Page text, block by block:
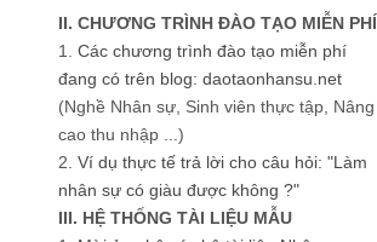
II. CHƯƠNG TRÌNH ĐÀO TẠO MIỄN PHÍ
1. Các chương trình đào tạo miễn phí
đang có trên blog: daotaonhansu.net
(Nghề Nhân sự, Sinh viên thực tập, Nâng
cao thu nhập ...)
2. Ví dụ thực tế trả lời cho câu hỏi: "Làm
nhân sự có giàu được không ?"
III. HỆ THỐNG TÀI LIỆU MẪU